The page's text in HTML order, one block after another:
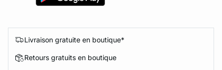
Livraison gratuite en boutique*
Retours gratuits en boutique